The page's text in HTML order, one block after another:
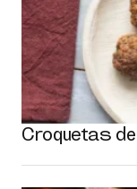
Croquetas